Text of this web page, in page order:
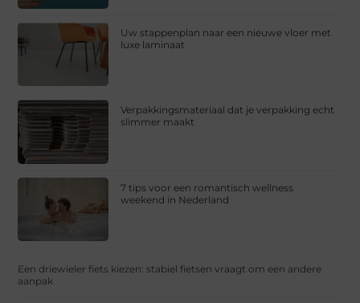
Uw stappenplan naar een nieuwe vloer met
luxe laminaat
Verpakkingsmateriaal dat je verpakking echt
slimmer maakt
7 tips voor een romantisch wellness
weekend in Nederland
Een driewieler fiets kiezen: stabiel fietsen vraagt om een andere
aanpak